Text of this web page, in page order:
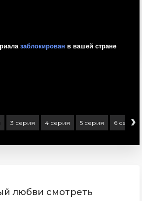
3 серия 4 серия 5 серия 6 серия
›
любви смотреть